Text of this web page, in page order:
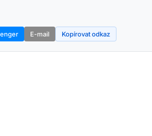
E-mail Kopírovat odkaz